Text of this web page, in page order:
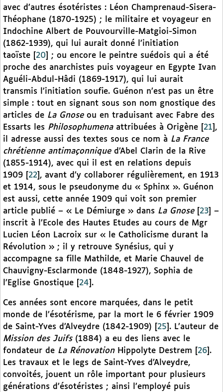
avec d’autres ésotéristes : Léon Champrenaud-Sisera-
Théophane (1870-1925) ; le militaire et voyageur en
Indochine Albert de Pouvourville-Matgioi-Simon
(1862-1939), qui lui aurait donné l’initiation
taoïste
20
; ou encore le peintre suédois qui a été
proche des anarchistes puis voyageur en Egypte Ivan
Aguéli-Abdul-Hâdi (1869-1917), qui lui aurait
transmis l’initiation soufie. Guénon n’est pas un être
simple : tout en signant sous son nom gnostique des
articles de La Gnoseou en traduisant avec Fabre des
Essarts les Philosophumenaattribuées à Origène 21 ,
il adresse aussi des textes sous ce nom à La France
chrétienne antimaçonniqued’Abel Clarin de la Rive
(1855-1914), avec qui il est en relations depuis
1909
22 , avant d’y collaborer régulièrement, en 1913
et 1914, sous le pseudonyme du « Sphinx ». Guénon
est aussi, cette année 1909 qui voit son premier
article publié – « Le Démiurge » dans La Gnose[ 23
–
inscrit à l’Ecole des Hautes Etudes au cours de Mgr
Lucien Léon Lacroix sur « le Catholicisme durant la
Révolution » ; il y retrouve Synésius, qui y
accompagne sa fille Mathilde, et Marie Chauvel de
Chauvigny-Esclarmonde (1848-1927), Sophia de
l’Eglise Gnostique
24 .
Ces années sont encore marquées, dans le petit
monde de l’ésotérisme, par la mort le 6 février 1909
de Saint-Yves d’Alveydre (1842-1909)
25 . L’auteur de
Mission des Juifs(1884) a eu des liens avec le
fondateur de La RénovationHippolyte Destrem 26 .
Les travaux et le legs de Saint-Yves d’Alveydre,
convoités, jouent un rôle important pour plusieurs
générations d’ésotéristes ; ainsi l’employé puis